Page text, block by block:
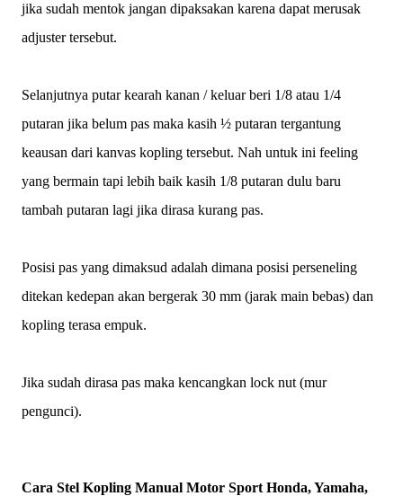
jika sudah mentok jangan dipaksakan karena dapat merusak
adjuster tersebut.
Selanjutnya putar kearah kanan / keluar beri 1/8 atau 1/4
putaran jika belum pas maka kasih ½ putaran tergantung
keausan dari kanvas kopling tersebut. Nah untuk ini feeling
yang bermain tapi lebih baik kasih 1/8 putaran dulu baru
tambah putaran lagi jika dirasa kurang pas.
Posisi pas yang dimaksud adalah dimana posisi perseneling
ditekan kedepan akan bergerak 30 mm (jarak main bebas) dan
kopling terasa empuk.
Jika sudah dirasa pas maka kencangkan lock nut (mur
pengunci).
Cara Stel Kopling Manual Motor Sport Honda, Yamaha,